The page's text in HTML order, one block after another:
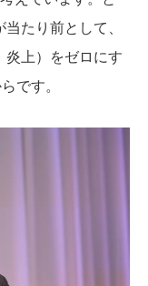
たり前として、
上）をゼロにす
です。